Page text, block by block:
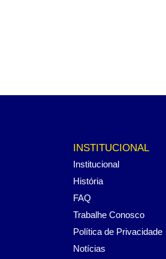
INSTITUCIONAL
Institucional
História
FAQ
Trabalhe Conosco
Política de Privacidade
Notícias